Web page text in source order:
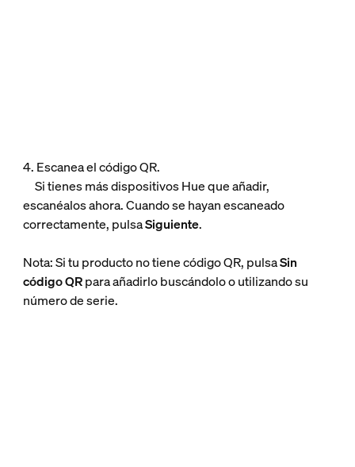
4. Escanea el código QR.
Si tienes más dispositivos Hue que añadir,
escanéalos ahora. Cuando se hayan escaneado
correctamente, pulsaSiguiente.
Nota: Si tu producto no tiene código QR, pulsaSin
código QRpara añadirlo buscándolo o utilizando su
número de serie.